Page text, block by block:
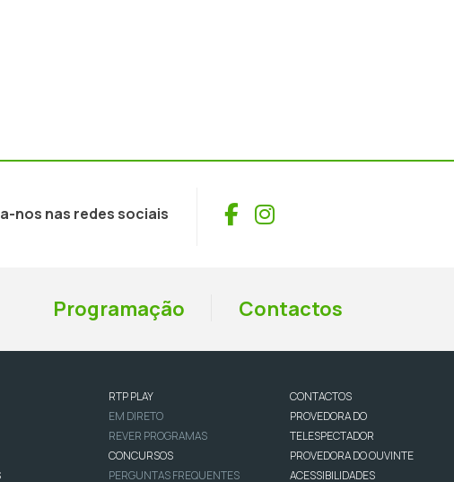
nos nas redes sociais Facebook
Instagram
Programação Contactos
RTP PLAY
EM DIRETO
REVER PROGRAMAS
CONCURSOS
PERGUNTAS FREQUENTES
CONTACTOS
PROVEDORA DO
TELESPECTADOR
PROVEDORA DO OUVINTE
ACESSIBILIDADES